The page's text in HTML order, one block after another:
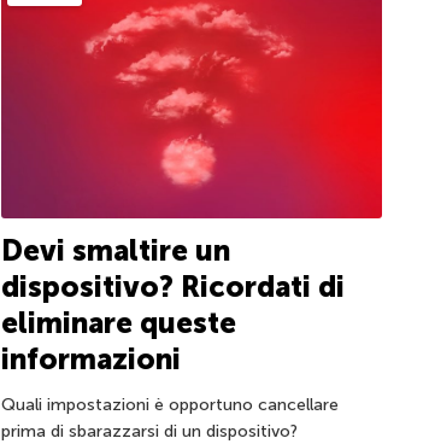
Devi smaltire un
dispositivo? Ricordati di
eliminare queste
informazioni
Quali impostazioni è opportuno cancellare
prima di sbarazzarsi di un dispositivo?